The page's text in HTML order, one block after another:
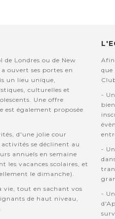
de Londres ou de New
ouvert ses portes en
un lieu unique,
culturelles et
Une offre
est également proposée
d'une jolie cour
se déclinent au
annuels en semaine
les vacances scolaires, et
le dimanche).
tout en sachant vos
de haut niveau,
que
-
-
-